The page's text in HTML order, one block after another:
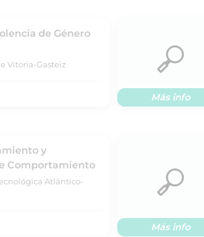
de Género
Vitoria-Gasteiz
Más info
y
Comportamiento
Atlántico-
Más info